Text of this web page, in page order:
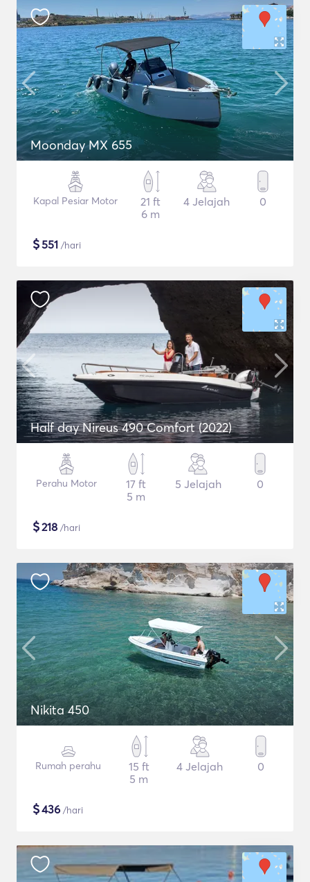
Moonday MX 655
Kapal Pesiar Motor
21 ft
6 m
4 Jelajah 0
$551 /hari
Half day Nireus 490 Comfort (2022)
Perahu Motor
17 ft
5 m
5 Jelajah 0
$218 /hari
Nikita 450
Rumah perahu
15 ft
5 m
4 Jelajah 0
$436 /hari